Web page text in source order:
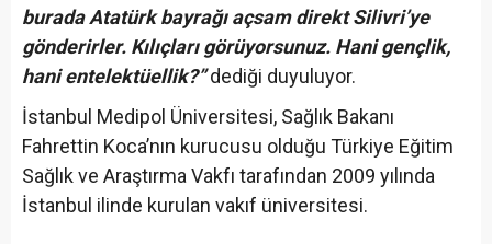
burada Atatürk bayrağı açsam direkt Silivri’ye
gönderirler. Kılıçları görüyorsunuz. Hani gençlik,
hani entelektüellik?”dediği duyuluyor.
İstanbul Medipol Üniversitesi, Sağlık Bakanı
Fahrettin Koca’nın kurucusu olduğu Türkiye Eğitim
Sağlık ve Araştırma Vakfı tarafından 2009 yılında
İstanbul ilinde kurulan vakıf üniversitesi.